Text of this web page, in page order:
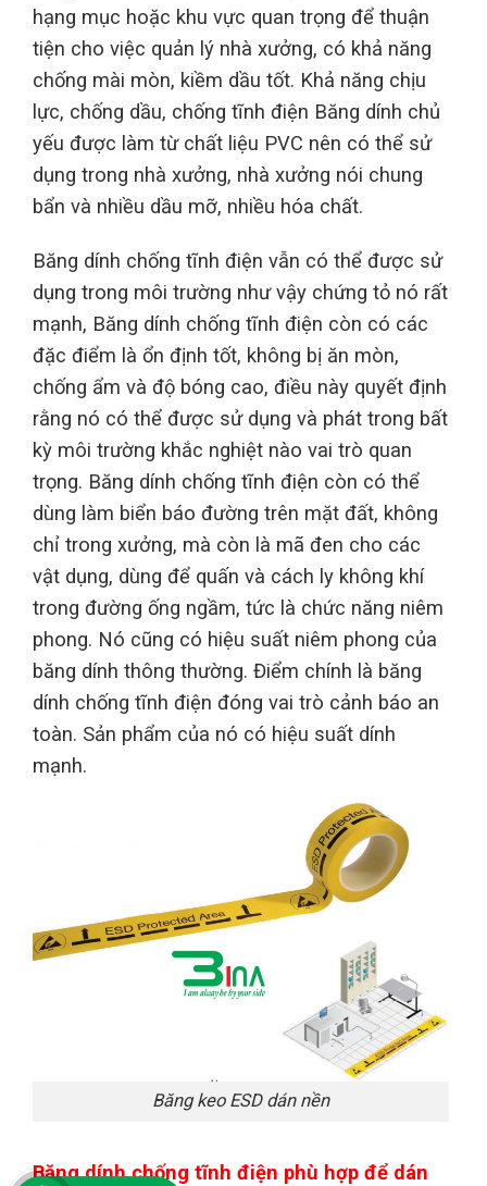
hạng mục hoặc khu vực quan trọng để thuận
tiện cho việc quản lý nhà xưởng, có khả năng
chống mài mòn, kiềm dầu tốt. Khả năng chịu
lực, chống dầu, chống tĩnh điện Băng dính chủ
yếu được làm từ chất liệu PVC nên có thể sử
dụng trong nhà xưởng, nhà xưởng nói chung
bẩn và nhiều dầu mỡ, nhiều hóa chất.
Băng dính chống tĩnh điện vẫn có thể được sử
dụng trong môi trường như vậy chứng tỏ nó rất
mạnh, Băng dính chống tĩnh điện còn có các
đặc điểm là ổn định tốt, không bị ăn mòn,
chống ẩm và độ bóng cao, điều này quyết định
rằng nó có thể được sử dụng và phát trong bất
kỳ môi trường khắc nghiệt nào vai trò quan
trọng. Băng dính chống tĩnh điện còn có thể
dùng làm biển báo đường trên mặt đất, không
chỉ trong xưởng, mà còn là mã đen cho các
vật dụng, dùng để quấn và cách ly không khí
trong đường ống ngầm, tức là chức năng niêm
phong. Nó cũng có hiệu suất niêm phong của
băng dính thông thường. Điểm chính là băng
dính chống tĩnh điện đóng vai trò cảnh báo an
toàn. Sản phẩm của nó có hiệu suất dính
mạnh.
Băng keo ESD dán nền
Băng dính chống tĩnh điện phù hợp để dán